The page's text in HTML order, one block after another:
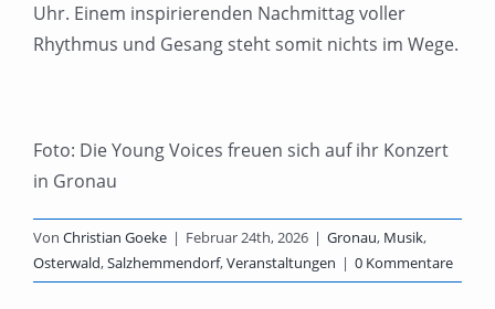
Uhr. Einem inspirierenden Nachmittag voller
Rhythmus und Gesang steht somit nichts im Wege.
Foto: Die Young Voices freuen sich auf ihr Konzert
in Gronau
Von Christian Goeke | Februar 24th, 2026 | Gronau, Musik,
Osterwald,Salzhemmendorf,Veranstaltungen | 0 Kommentare